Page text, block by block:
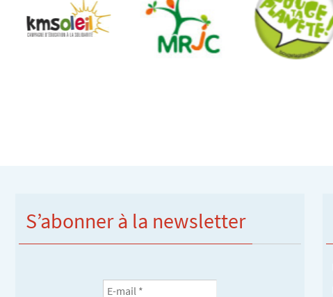
S’abonner à la newsletter